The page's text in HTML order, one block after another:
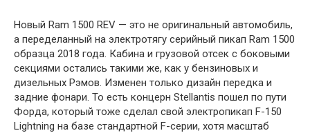
Новый Ram 1500 REV — это не оригинальный автомобиль,
а переделанный на электротягу серийный пикап Ram 1500
образца 2018 года. Кабина и грузовой отсек с боковыми
секциями остались такими же, как у бензиновых и
дизельных Рэмов. Изменен только дизайн передка и
задние фонари. То есть концерн Stellantis пошел по пути
Форда, который тоже сделал свой электропикап F-150
Lightning на базе стандартной F-серии, хотя масштаб